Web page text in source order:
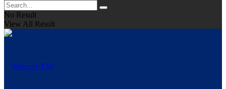
No Result
View All Result